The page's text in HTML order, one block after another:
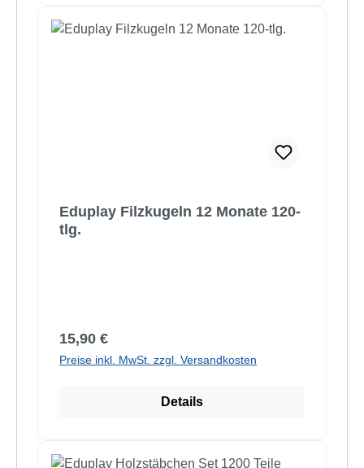
Eduplay Filzkugeln 12 Monate 120-
tlg.
Regulärer Preis:
15,90 €
Preise inkl. MwSt. zzgl. Versandkosten
Details